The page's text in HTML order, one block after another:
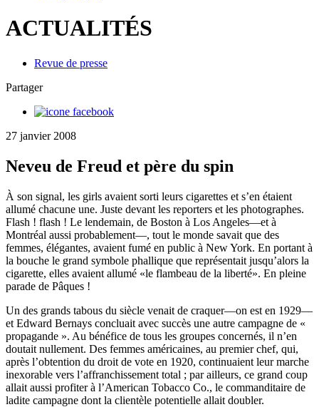
ACTUALITÉS
Revue de presse
Partager
27 janvier 2008
Neveu de Freud et père du spin
À son signal, les girls avaient sorti leurs cigarettes et s’en étaient
allumé chacune une. Juste devant les reporters et les photographes.
Flash ! flash ! Le lendemain, de Boston à Los Angeles—et à
Montréal aussi probablement—, tout le monde savait que des
femmes, élégantes, avaient fumé en public à New York. En portant à
la bouche le grand symbole phallique que représentait jusqu’alors la
cigarette, elles avaient allumé «le flambeau de la liberté». En pleine
parade de Pâques !
Un des grands tabous du siècle venait de craquer—on est en 1929—
et Edward Bernays concluait avec succès une autre campagne de «
propagande ». Au bénéfice de tous les groupes concernés, il n’en
doutait nullement. Des femmes américaines, au premier chef, qui,
après l’obtention du droit de vote en 1920, continuaient leur marche
inexorable vers l’affranchissement total ; par ailleurs, ce grand coup
allait aussi profiter à l’American Tobacco Co., le commanditaire de
ladite campagne dont la clientèle potentielle allait doubler.